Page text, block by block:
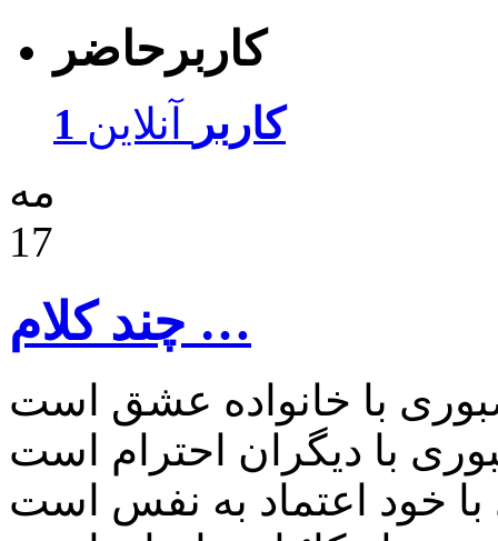
کاربرحاضر
1 کاربر
آنلاین
مه
17
چند کلام …